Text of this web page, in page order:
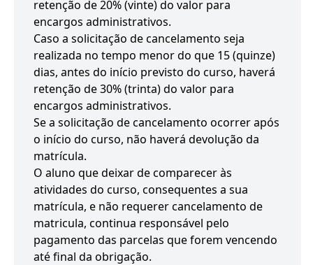
retenção de 20% (vinte) do valor para
encargos administrativos.
Caso a solicitação de cancelamento seja
realizada no tempo menor do que 15 (quinze)
dias, antes do início previsto do curso, haverá
retenção de 30% (trinta) do valor para
encargos administrativos.
Se a solicitação de cancelamento ocorrer após
o início do curso, não haverá devolução da
matrícula.
O aluno que deixar de comparecer às
atividades do curso, consequentes a sua
matrícula, e não requerer cancelamento de
matricula, continua responsável pelo
pagamento das parcelas que forem vencendo
até final da obrigação.